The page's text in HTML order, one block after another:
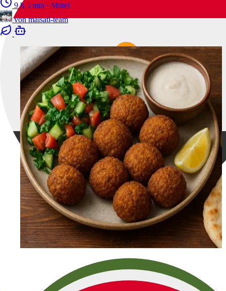
9 h 5 min · Mittel
von malsati-team